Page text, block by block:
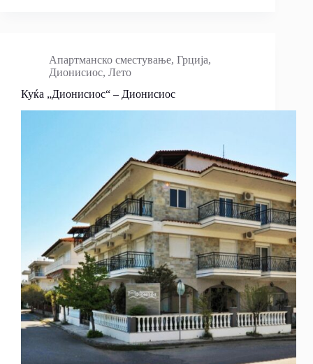
Апартманско сместување, Грција,
Дионисиос, Лето
Куќа „Дионисиос“ – Дионисиос